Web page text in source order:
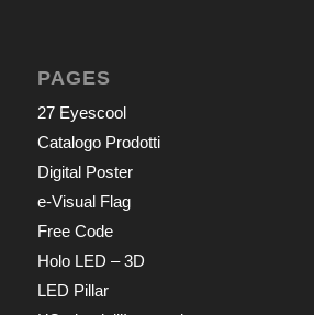
PAGES
27 Eyescool
Catalogo Prodotti
Digital Poster
e-Visual Flag
Free Code
Holo LED – 3D
LED Pillar